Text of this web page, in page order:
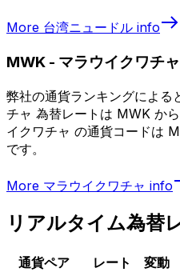
More 台湾ニュードル info
MWK - マラウイクワチャ
弊社の通貨ランキングによる
チャ 為替レートは MWK か
イクワチャ の通貨コードは
です。
More マラウイクワチャ info
リアルタイム為替
通貨ペア レート
変動